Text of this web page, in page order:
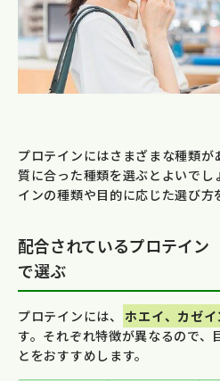
プロテインにはさまざまな種類
質に合った種類を選ぶとよいでし
インの種類や目的に応じた選び方
配合されているプロテイン
で選ぶ
プロテインには、 ホエイ、カゼ
す。それぞれ特徴が異なるので、
とをおすすめします。